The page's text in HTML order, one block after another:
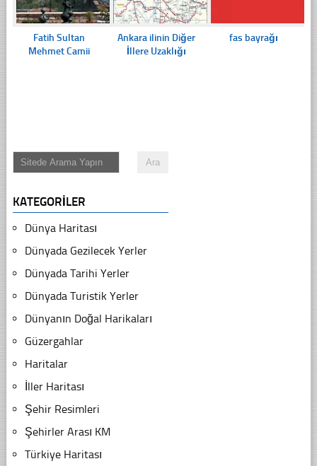
Fatih Sultan
Mehmet Camii
Ankara ilinin Diğer
İllere Uzaklığı
fas bayrağı
KATEGORILER
Dünya Haritası
Dünyada Gezilecek Yerler
Dünyada Tarihi Yerler
Dünyada Turistik Yerler
Dünyanın Doğal Harikaları
Güzergahlar
Haritalar
İller Haritası
Şehir Resimleri
Şehirler Arası KM
Türkiye Haritası